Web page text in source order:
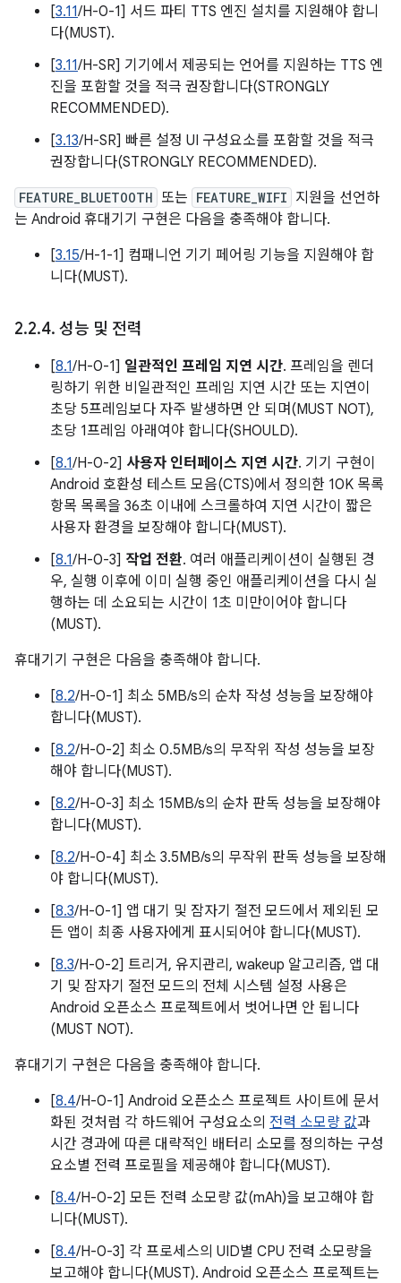
[3.11/H-0-1] 서드 파티 TTS 엔진 설치를 지원해야 합니
다(MUST).
[3.11/H-SR] 기기에서 제공되는 언어를 지원하는 TTS 엔
진을 포함할 것을 적극 권장합니다(STRONGLY
RECOMMENDED).
[3.13/H-SR] 빠른 설정 UI 구성요소를 포함할 것을 적극
권장합니다(STRONGLY RECOMMENDED).
FEATURE_BLUETOOTH 또는 FEATURE_WIFI 지원을 선언하
는 Android 휴대기기 구현은 다음을 충족해야 합니다.
[3.15/H-1-1] 컴패니언 기기 페어링 기능을 지원해야 합
니다(MUST).
2.2.4. 성능 및 전력
[8.1/H-0-1] 일관적인 프레임 지연 시간. 프레임을 렌더
링하기 위한 비일관적인 프레임 지연 시간 또는 지연이
초당 5프레임보다 자주 발생하면 안 되며(MUST NOT),
초당 1프레임 아래여야 합니다(SHOULD).
[8.1/H-0-2] 사용자 인터페이스 지연 시간. 기기 구현이
Android 호환성 테스트 모음(CTS)에서 정의한 10K 목록
항목 목록을 36초 이내에 스크롤하여 지연 시간이 짧은
사용자 환경을 보장해야 합니다(MUST).
[8.1/H-0-3] 작업 전환. 여러 애플리케이션이 실행된 경
우, 실행 이후에 이미 실행 중인 애플리케이션을 다시 실
행하는 데 소요되는 시간이 1초 미만이어야 합니다
(MUST).
휴대기기 구현은 다음을 충족해야 합니다.
[8.2/H-0-1] 최소 5MB/s의 순차 작성 성능을 보장해야
합니다(MUST).
[8.2/H-0-2] 최소 0.5MB/s의 무작위 작성 성능을 보장
해야 합니다(MUST).
[8.2/H-0-3] 최소 15MB/s의 순차 판독 성능을 보장해야
합니다(MUST).
[8.2/H-0-4] 최소 3.5MB/s의 무작위 판독 성능을 보장해
야 합니다(MUST).
[8.3/H-0-1] 앱 대기 및 잠자기 절전 모드에서 제외된 모
든 앱이 최종 사용자에게 표시되어야 합니다(MUST).
[8.3/H-0-2] 트리거, 유지관리, wakeup 알고리즘, 앱 대
기 및 잠자기 절전 모드의 전체 시스템 설정 사용은
Android 오픈소스 프로젝트에서 벗어나면 안 됩니다
(MUST NOT).
휴대기기 구현은 다음을 충족해야 합니다.
[8.4/H-0-1] Android 오픈소스 프로젝트 사이트에 문서
화된 것처럼 각 하드웨어 구성요소의 전력 소모량 값과
시간 경과에 따른 대략적인 배터리 소모를 정의하는 구성
요소별 전력 프로필을 제공해야 합니다(MUST).
[8.4/H-0-2] 모든 전력 소모량 값(mAh)을 보고해야 합
니다(MUST).
[8.4/H-0-3] 각 프로세스의 UID별 CPU 전력 소모량을
보고해야 합니다(MUST). Android 오픈소스 프로젝트는